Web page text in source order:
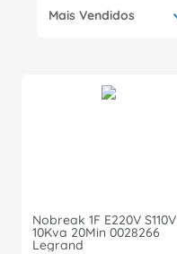
Mais Vendidos
Nobreak 1F E220V S110V
10Kva 20Min 0028266
Legrand
fita isolante